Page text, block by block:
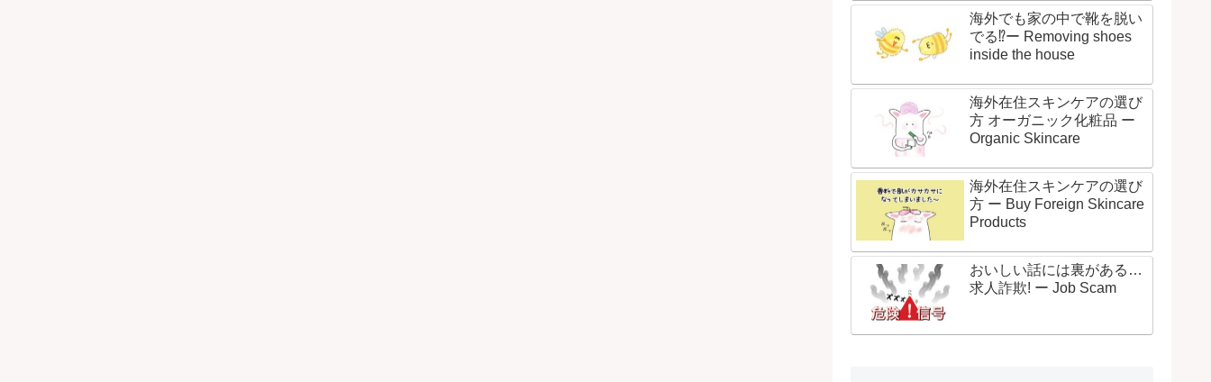
海外でも家の中で靴を脱い
でる⁉ー Removing shoes
inside the house
海外在住スキンケアの選び
方 オーガニック化粧品 ー
Organic Skincare
海外在住スキンケアの選び
方 ー Buy Foreign Skincare
Products
おいしい話には裏がある…
求人詐欺! ー Job Scam